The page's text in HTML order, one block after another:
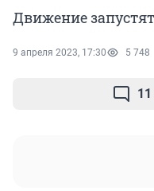
Движение
9 апреля 2023, 17:30 5 748